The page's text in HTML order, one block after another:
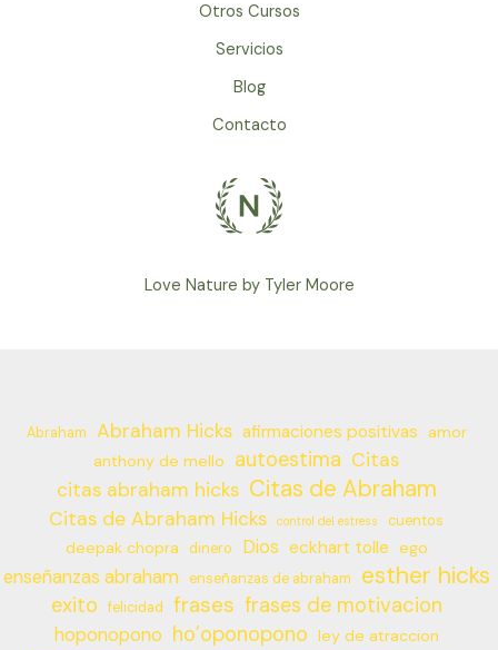
Otros Cursos
Servicios
Blog
Contacto
Love Nature by Tyler Moore
Abraham Abraham Hicks afirmaciones positivas
amor
anthony de mello
autoestima Citas
citas abraham hicks Citas de Abraham
Citas de Abraham Hicks control del estress cuentos
deepak chopra dinero Dios eckhart tolle ego
enseñanzas abraham enseñanzas de abraham esther hicks
exito felicidad frases frases de motivacion
hoponopono ho’oponopono ley de atraccion